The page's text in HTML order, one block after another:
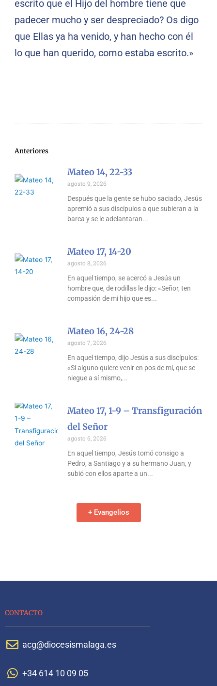
escrito que el Hijo del hombre tiene que
padecer mucho y ser despreciado? Os digo
que Ellas ya ha venido, y han hecho con él
lo que han querido, como estaba escrito.»
Anteriores
Mateo 14, 22-33
agosto 9, 2026
Después que la gente se hubo saciado, Jesús
apremió a sus discípulos a que subieran a la
barca y se le adelantaran
Mateo 17, 14-20
agosto 8, 2026
En aquel tiempo, se acercó a Jesús un
hombre que, de rodillas le dijo: «Señor, ten
compasión de mi hijo que es
Mateo 16, 24-28
agosto 7, 2026
En aquel tiempo, dijo Jesús a sus discípulos:
«Si alguno quiere venir en pos de mí, que se
niegue a sí mismo,
Mateo 17, 1-9 – Transfiguración
del Señor
agosto 6, 2026
En aquel tiempo, Jesús tomó consigo a
Pedro, a Santiago y a su hermano Juan, y
subió con ellos aparte a un
+ Evangelios
CONTACTO
acg@diocesismalaga.es
+34 614 10 09 05